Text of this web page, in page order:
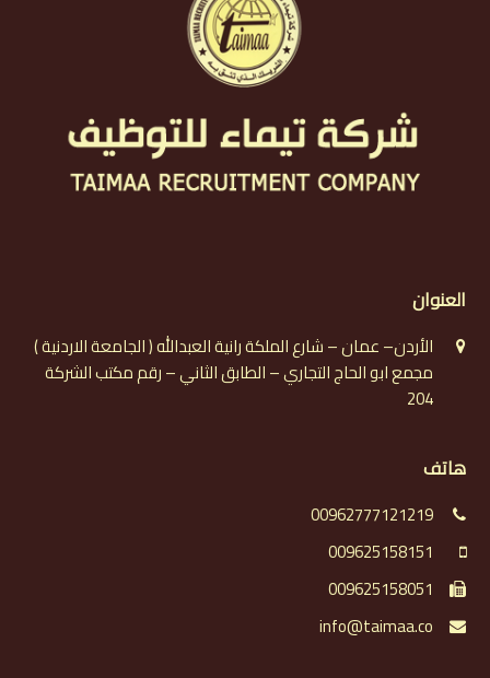
العنوان
الأردن– عمان – شارع الملكة رانية العبدالله ( الجامعة الاردنية )
مجمع ابو الحاج التجاري – الطابق الثاني – رقم مكتب الشركة
204
هاتف
00962777121219
009625158151
009625158051
info@taimaa.co